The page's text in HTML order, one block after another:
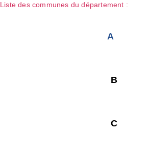
Liste des communes du département :
A
B
C